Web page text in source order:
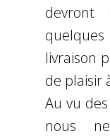
devront
livraison
de plaisir
Au vu
nous